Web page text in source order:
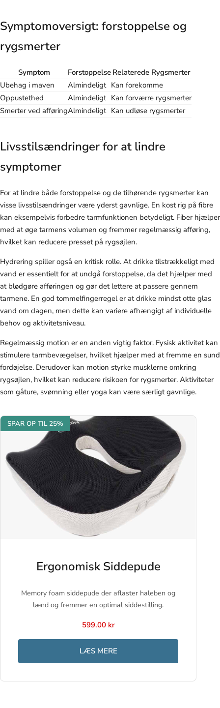
Symptomoversigt: forstoppelse og
rygsmerter
Symptom Forstoppelse Relaterede Rygsmerter
Ubehag i maven
Almindeligt Kan forekomme
Oppustethed
Almindeligt Kan forværre rygsmerter
Smerter ved afføringAlmindeligt Kan udløse rygsmerter
Livsstilsændringer for at lindre
symptomer
For at lindre både forstoppelse og de tilhørende rygsmerter kan
visse livsstilsændringer være yderst gavnlige. En kost rig på fibre
kan eksempelvis forbedre tarmfunktionen betydeligt. Fiber hjælper
med at øge tarmens volumen og fremmer regelmæssig afføring,
hvilket kan reducere presset på rygsøjlen.
Hydrering spiller også en kritisk rolle. At drikke tilstrækkeligt med
vand er essentielt for at undgå forstoppelse, da det hjælper med
at blødgøre afføringen og gør det lettere at passere gennem
tarmene. En god tommelfingerregel er at drikke mindst otte glas
vand om dagen, men dette kan variere afhængigt af individuelle
behov og aktivitetsniveau.
Regelmæssig motion er en anden vigtig faktor. Fysisk aktivitet kan
stimulere tarmbevægelser, hvilket hjælper med at fremme en sund
fordøjelse. Derudover kan motion styrke musklerne omkring
rygsøjlen, hvilket kan reducere risikoen for rygsmerter. Aktiviteter
som gåture, svømning eller yoga kan være særligt gavnlige.
SPAR OP TIL 25%
Ergonomisk Siddepude
Memory foam siddepude der aflaster haleben og
lænd og fremmer en optimal siddestilling.
599.00 kr
LÆS MERE